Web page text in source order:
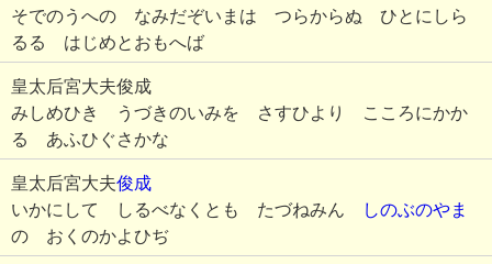
そでのうへの なみだぞいまは つらからぬ ひとにしら
るる はじめとおもへば
皇太后宮大夫俊成
みしめひき うづきのいみを さすひより こころにかか
る あふひぐさかな
皇太后宮大夫俊成
いかにして しるべなくとも たづねみん
しのぶのやま
の おくのかよひぢ